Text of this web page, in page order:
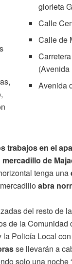
glorieta
Calle
Calle de
Avenida
trabajos en el
mercadillo de
tenga una
abra
del resto de
de la
Policía Local
se llevarán a
solo una noche